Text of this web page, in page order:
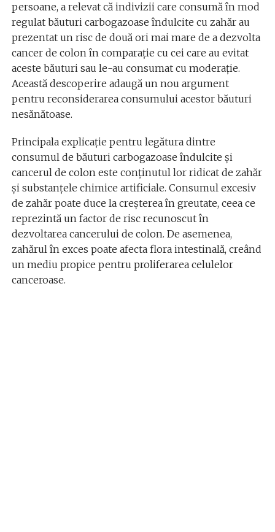
persoane, a relevat că indivizii care consumă în mod
regulat băuturi carbogazoase îndulcite cu zahăr au
prezentat un risc de două ori mai mare de a dezvolta
cancer de colon în comparație cu cei care au evitat
aceste băuturi sau le-au consumat cu moderație.
Această descoperire adaugă un nou argument
pentru reconsiderarea consumului acestor băuturi
nesănătoase.
Principala explicație pentru legătura dintre
consumul de băuturi carbogazoase îndulcite și
cancerul de colon este conținutul lor ridicat de zahăr
și substanțele chimice artificiale. Consumul excesiv
de zahăr poate duce la creșterea în greutate, ceea ce
reprezintă un factor de risc recunoscut în
dezvoltarea cancerului de colon. De asemenea,
zahărul în exces poate afecta flora intestinală, creând
un mediu propice pentru proliferarea celulelor
canceroase.